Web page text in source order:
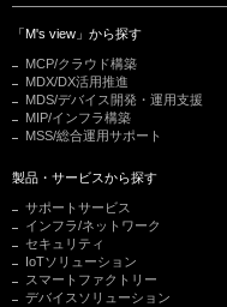
「M's view」から探す
MCP/クラウド構築
MDX/DX活用推進
MDS/デバイス開発・運用支援
MIP/インフラ構築
MSS/総合運用サポート
製品・サービスから探す
サポートサービス
インフラ/ネットワーク
セキュリティ
IoTソリューション
スマートファクトリー
デバイスソリューション